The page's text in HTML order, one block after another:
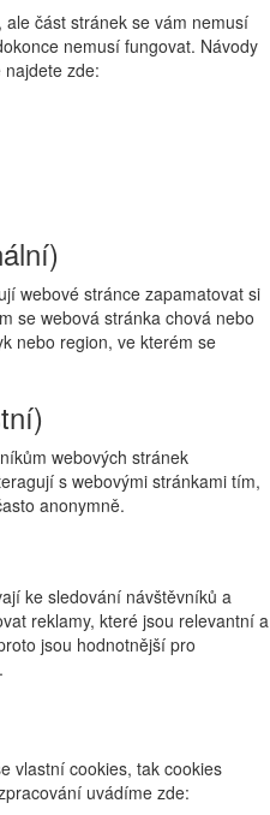
část stránek se vám nemusí
nemusí fungovat. Návody
zde:
webové stránce zapamatovat si
se webová stránka chová nebo
nebo region, ve kterém se
webových stránek
s webovými stránkami tím,
anonymně.
ke sledování návštěvníků a
reklamy, které jsou relevantní a
jsou hodnotnější pro
vlastní cookies, tak cookies
uvádíme zde: